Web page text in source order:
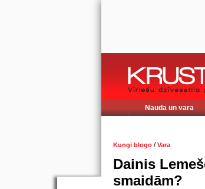
Nauda un vara
Kungi blogo /Vara
Dainis
smaidām?